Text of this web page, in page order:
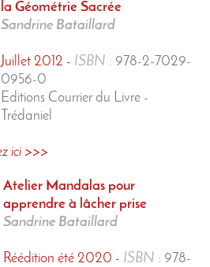
la Géométrie Sacrée
Sandrine Bataillard
Juillet 2012 - ISBN : 978-2-7029-
0956-0
Editions Courrier du Livre -
Trédaniel
ici >>>
Atelier Mandalas pour
apprendre à lâcher prise
Sandrine Bataillard
Réédition été 2020 - ISBN : 978-